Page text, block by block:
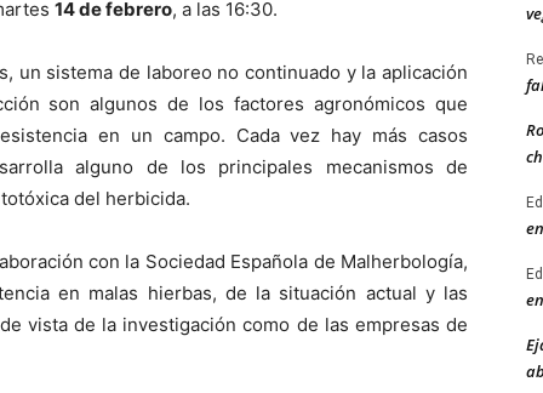
14 de febrero, a las 16:30.
un sistema de laboreo no continuado y la aplicación
son algunos de los factores agronómicos que
en un campo. Cada vez hay más casos
alguno de los principales mecanismos de
del herbicida.
con la Sociedad Española de Malherbología,
en malas hierbas, de la situación actual y las
vista de la investigación como de las empresas de